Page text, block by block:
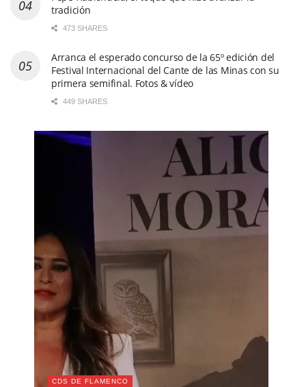
tradición
473 SHARES
Arranca el esperado concurso de la 65º edición del
Festival Internacional del Cante de las Minas con su
primera semifinal. Fotos & vídeo
449 SHARES
CDS DE FLAMENCO